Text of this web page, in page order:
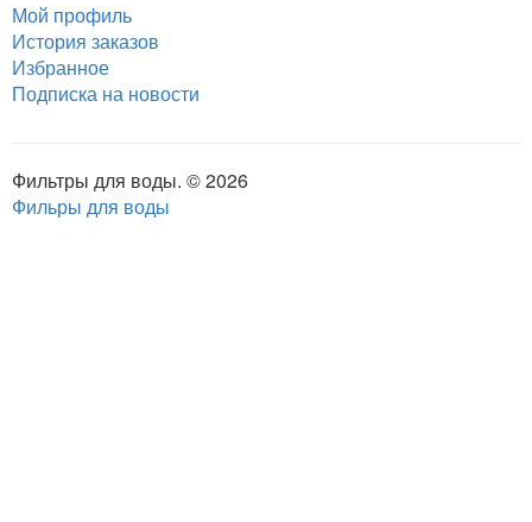
Мой профиль
История заказов
Избранное
Подписка на новости
Фильтры для воды. © 2026
Фильры для воды